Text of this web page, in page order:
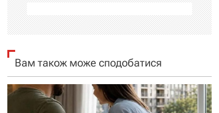
ц
і
а
Вам також може сподобатися